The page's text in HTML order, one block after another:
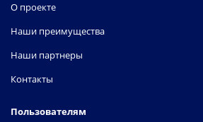
О проекте
Наши преимущества
Наши партнеры
Контакты
Пользователям